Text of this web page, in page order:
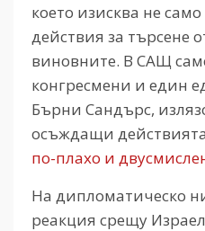
което изисква не
действия за търсене
виновните. В САЩ
конгресмени и един
Бърни Сандърс,
осъждащи
по-плахо и
На дипломатическо
реакция срещу